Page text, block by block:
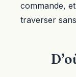
commande,
traverser